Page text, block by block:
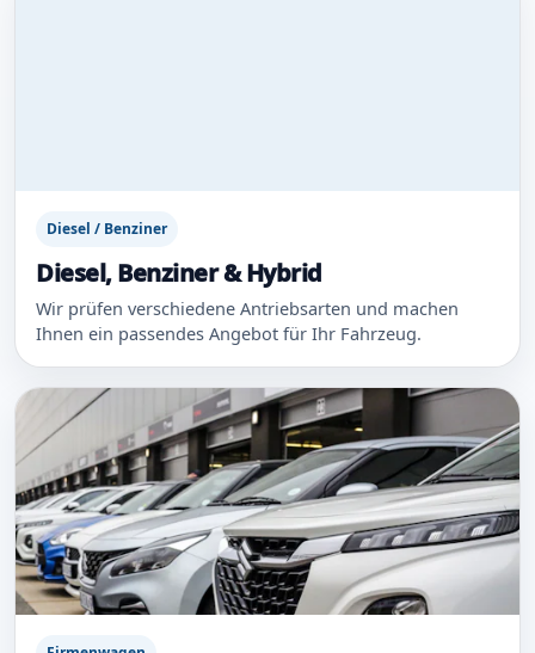
Diesel / Benziner
Diesel, Benziner & Hybrid
Wir prüfen verschiedene Antriebsarten und machen
Ihnen ein passendes Angebot für Ihr Fahrzeug.